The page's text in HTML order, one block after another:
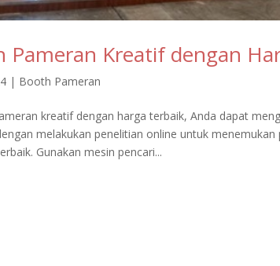
Pameran Kreatif dengan
| Booth Pameran
kreatif dengan harga terbaik, Anda dapat
melakukan penelitian online untuk
Gunakan mesin pencari...